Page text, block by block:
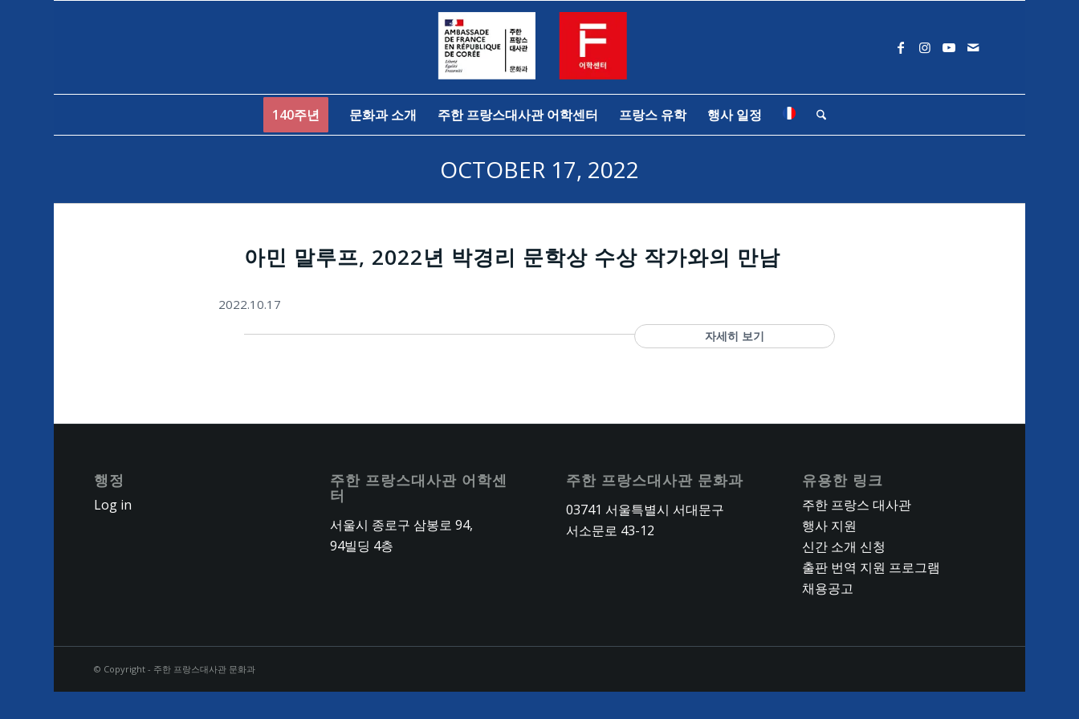
140주년 문화과 소개 주한 프랑스대사관 어학센터 프랑스 유학 행사 일정
OCTOBER 17, 2022
아민 말루프, 2022년 박경리 문학상 수상 작가와의 만남
2022.10.17
자세히 보기
행정
Log in
주한 프랑스대사관 어학센
터
서울시 종로구 삼봉로 94,
94빌딩 4층
주한 프랑스대사관 문화과
03741 서울특별시 서대문구
서소문로 43-12
유용한 링크
주한 프랑스 대사관
행사 지원
신간 소개 신청
출판 번역 지원 프로그램
채용공고
© Copyright - 주한 프랑스대사관 문화과